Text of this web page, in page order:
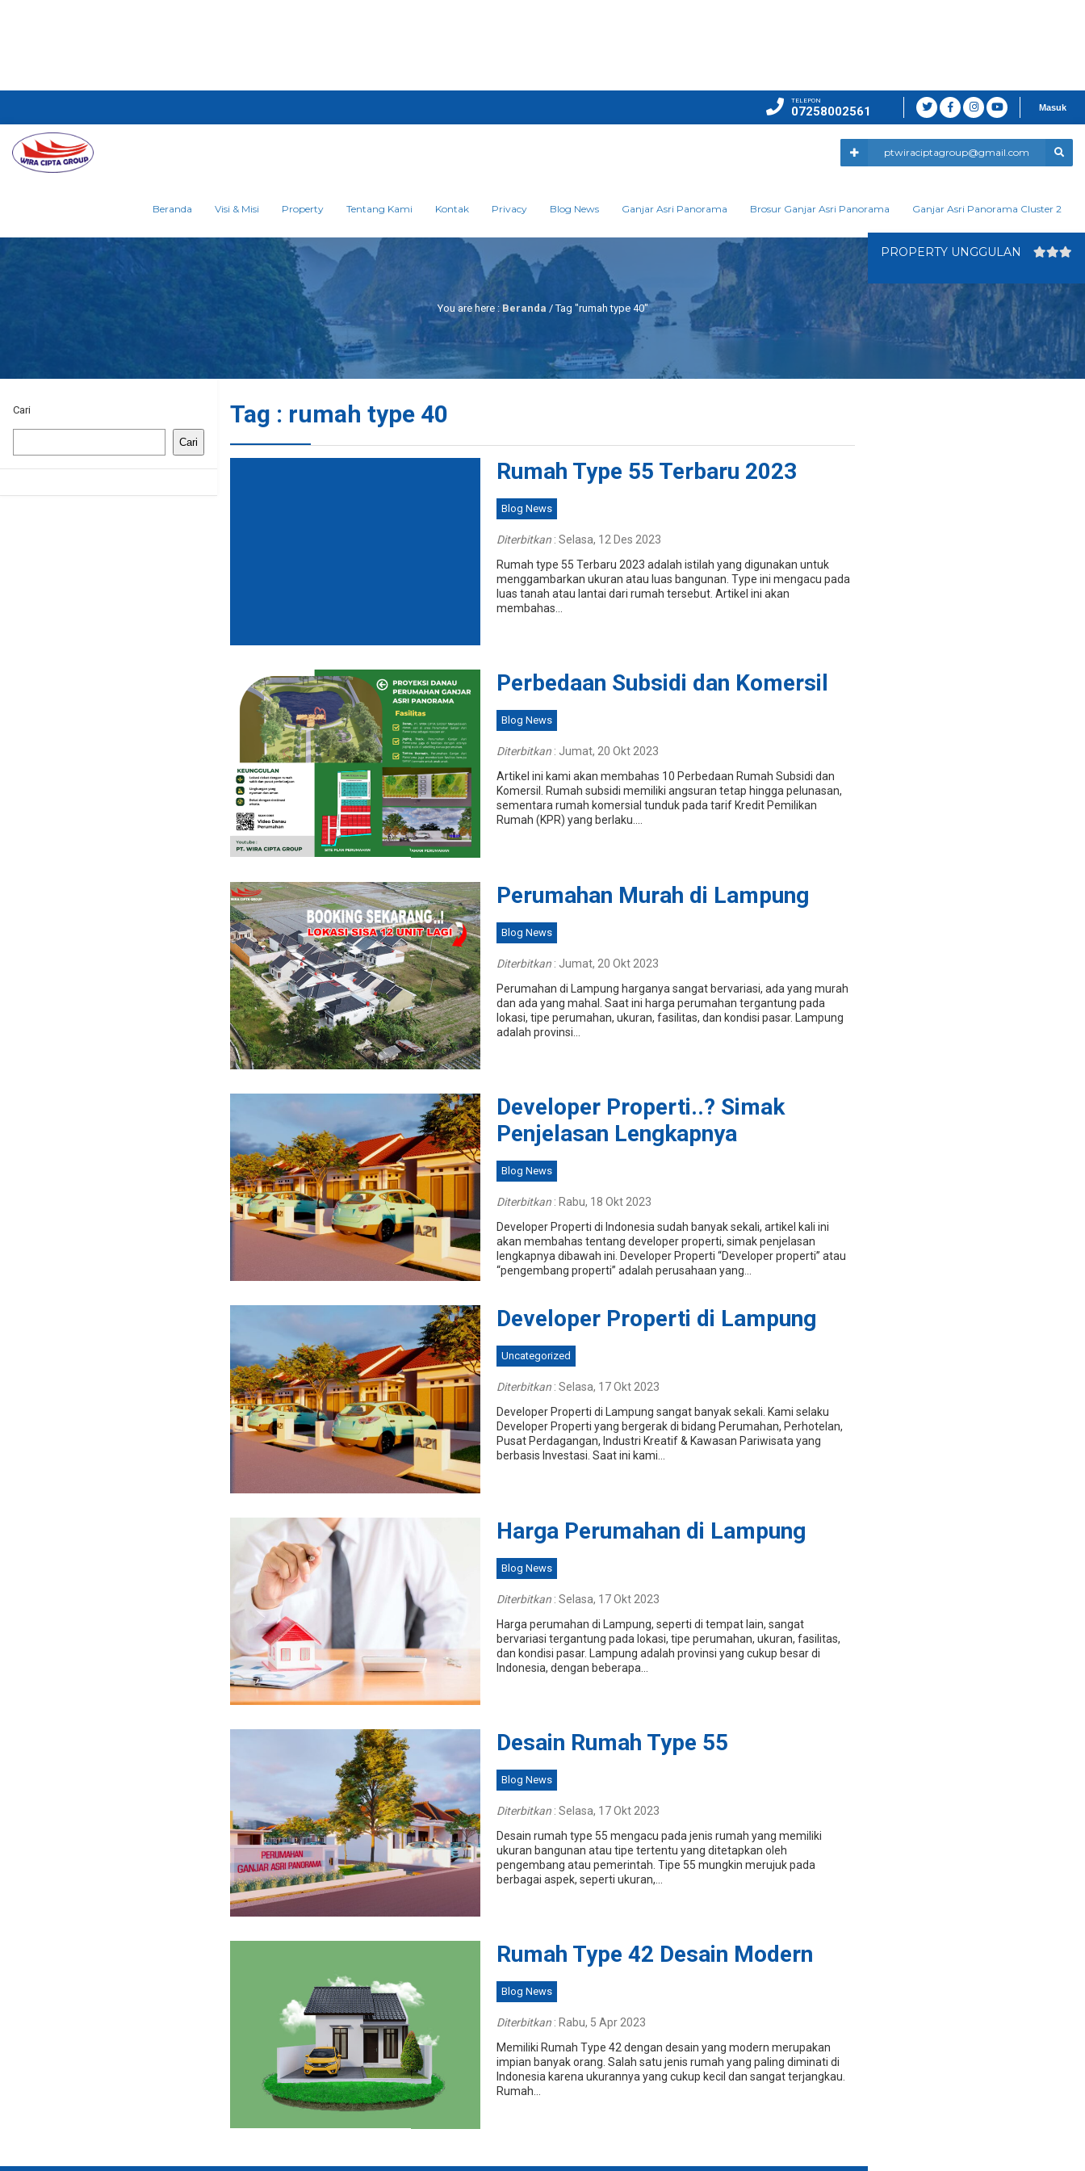
TELEPON
07258002561 Masuk
ptwiraciptagroup@gmail.com
Beranda Visi & Misi Property Tentang Kami Kontak Privacy Blog News Ganjar Asri Panorama Brosur Ganjar Asri Panorama Ganjar Asri Panorama Cluster 2
You are here : Beranda /Tag "rumah type 40"
Tag : rumah type 40
Rumah Type 55 Terbaru 2023
Blog News
Diterbitkan: Selasa, 12 Des 2023
Rumah type 55 Terbaru 2023 adalah istilah yang digunakan untuk
menggambarkan ukuran atau luas bangunan. Type ini mengacu pada
luas tanah atau lantai dari rumah tersebut. Artikel ini akan
membahas...
Perbedaan Subsidi dan Komersil
Blog News
Diterbitkan: Jumat, 20 Okt 2023
Artikel ini kami akan membahas 10 Perbedaan Rumah Subsidi dan
Komersil. Rumah subsidi memiliki angsuran tetap hingga pelunasan,
sementara rumah komersial tunduk pada tarif Kredit Pemilikan
Rumah (KPR) yang berlaku....
Perumahan Murah di Lampung
Blog News
Diterbitkan: Jumat, 20 Okt 2023
Perumahan di Lampung harganya sangat bervariasi, ada yang murah
dan ada yang mahal. Saat ini harga perumahan tergantung pada
lokasi, tipe perumahan, ukuran, fasilitas, dan kondisi pasar. Lampung
adalah provinsi...
Developer Properti..? Simak
Penjelasan Lengkapnya
Blog News
Diterbitkan: Rabu, 18 Okt 2023
Developer Properti di Indonesia sudah banyak sekali, artikel kali ini
akan membahas tentang developer properti, simak penjelasan
lengkapnya dibawah ini. Developer Properti “Developer properti” atau
“pengembang properti” adalah perusahaan yang...
Developer Properti di Lampung
Uncategorized
Diterbitkan: Selasa, 17 Okt 2023
Developer Properti di Lampung sangat banyak sekali. Kami selaku
Developer Properti yang bergerak di bidang Perumahan, Perhotelan,
Pusat Perdagangan, Industri Kreatif & Kawasan Pariwisata yang
berbasis Investasi. Saat ini kami...
Harga Perumahan di Lampung
Blog News
Diterbitkan: Selasa, 17 Okt 2023
Harga perumahan di Lampung, seperti di tempat lain, sangat
bervariasi tergantung pada lokasi, tipe perumahan, ukuran, fasilitas,
dan kondisi pasar. Lampung adalah provinsi yang cukup besar di
Indonesia, dengan beberapa...
Desain Rumah Type 55
Blog News
Diterbitkan: Selasa, 17 Okt 2023
Desain rumah type 55 mengacu pada jenis rumah yang memiliki
ukuran bangunan atau tipe tertentu yang ditetapkan oleh
pengembang atau pemerintah. Tipe 55 mungkin merujuk pada
berbagai aspek, seperti ukuran,...
Rumah Type 42 Desain Modern
Blog News
Diterbitkan: Rabu, 5 Apr 2023
Memiliki Rumah Type 42 dengan desain yang modern merupakan
impian banyak orang. Salah satu jenis rumah yang paling diminati di
Indonesia karena ukurannya yang cukup kecil dan sangat terjangkau.
Rumah...
PROPERTY UNGGULAN
Cari
Cari